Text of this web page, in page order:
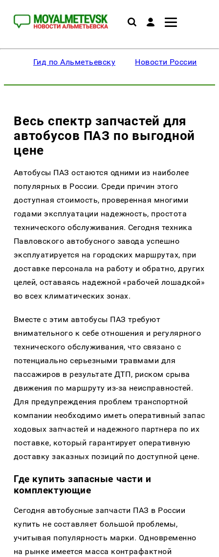
Гид по Альметьевску Новости России
Весь спектр запчастей для
автобусов ПАЗ по выгодной
цене
Автобусы ПАЗ остаются одними из наиболее
популярных в России. Среди причин этого
доступная стоимость, проверенная многими
годами эксплуатации надежность, простота
технического обслуживания. Сегодня техника
Павловского автобусного завода успешно
эксплуатируется на городских маршрутах, при
доставке персонала на работу и обратно, других
целей, оставаясь надежной «рабочей лошадкой»
во всех климатических зонах.
Вместе с этим автобусы ПАЗ требуют
внимательного к себе отношения и регулярного
технического обслуживания, что связано с
потенциально серьезными травмами для
пассажиров в результате ДТП, риском срыва
движения по маршруту из-за неисправностей.
Для предупреждения проблем транспортной
компании необходимо иметь оперативный запас
ходовых запчастей и надежного партнера по их
поставке, который гарантирует оперативную
доставку заказных позиций по доступной цене.
Где купить запасные части и
комплектующие
Сегодня автобусные запчасти ПАЗ в России
купить не составляет большой проблемы,
учитывая популярность марки. Одновременно
на рынке имеется масса контрафактной